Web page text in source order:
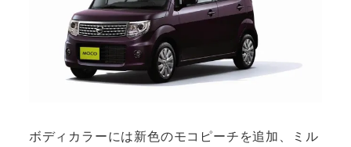
ボディカラーには新色のモコピーチを追加、ミル